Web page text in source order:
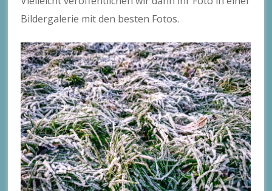
Bildergalerie mit den besten Fotos.